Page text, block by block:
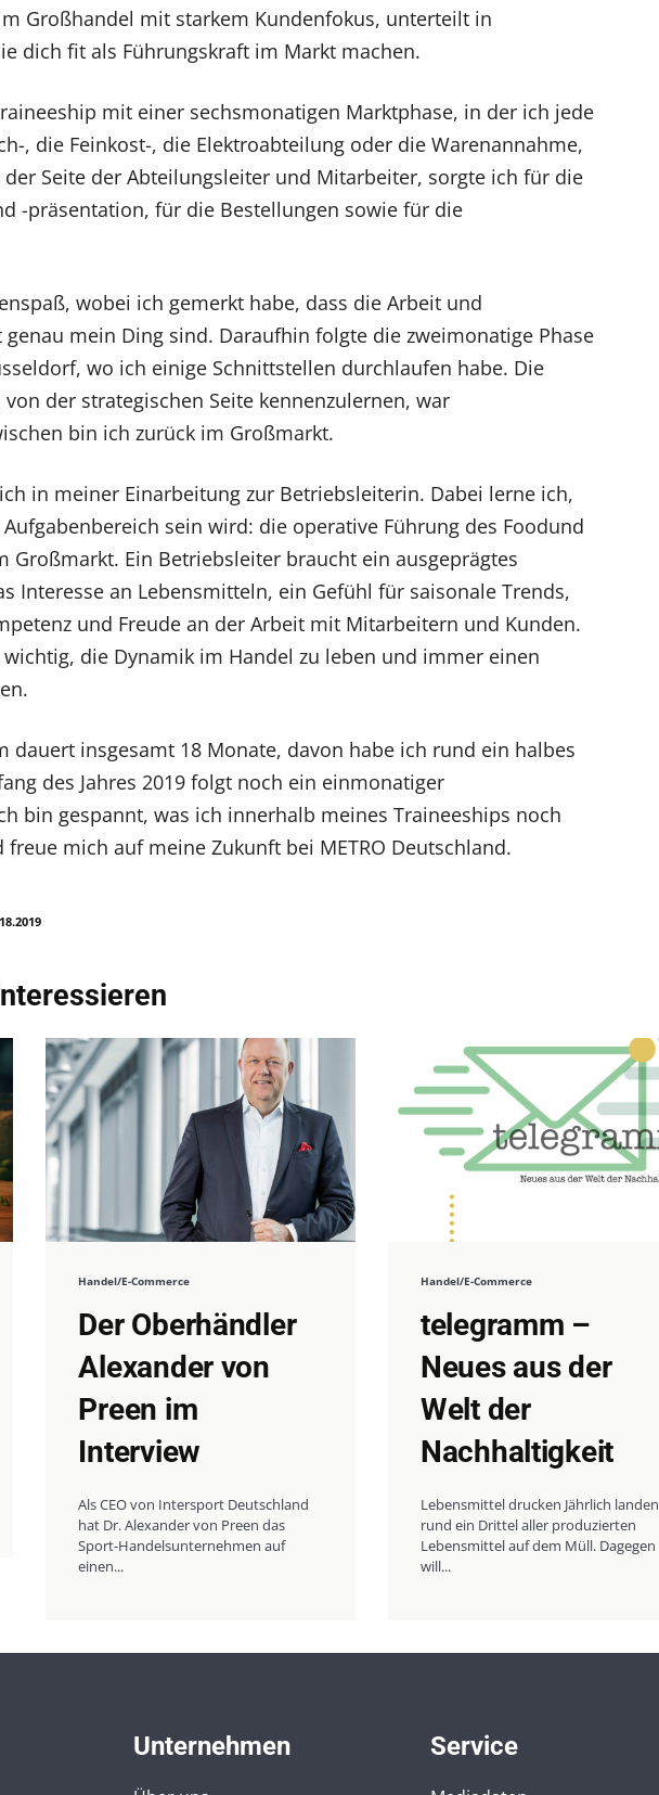
Großhandel mit starkem Kundenfokus, unterteilt in
dich fit als Führungskraft im Markt machen.
mit einer sechsmonatigen Marktphase, in der ich jede
, die Feinkost-, die Elektroabteilung oder die Warenannahme,
Seite der Abteilungsleiter und Mitarbeiter, sorgte ich für die
-präsentation, für die Bestellungen sowie für die
wobei ich gemerkt habe, dass die Arbeit und
mein Ding sind. Daraufhin folgte die zweimonatige Phase
wo ich einige Schnittstellen durchlaufen habe. Die
der strategischen Seite kennenzulernen, war
bin ich zurück im Großmarkt.
in meiner Einarbeitung zur Betriebsleiterin. Dabei lerne ich,
sein wird: die operative Führung des Foodund
Großmarkt. Ein Betriebsleiter braucht ein ausgeprägtes
Interesse an Lebensmitteln, ein Gefühl für saisonale Trends,
und Freude an der Arbeit mit Mitarbeitern und Kunden.
die Dynamik im Handel zu leben und immer einen
dauert insgesamt 18 Monate, davon habe ich rund ein halbes
des Jahres 2019 folgt noch ein einmonatiger
bin gespannt, was ich innerhalb meines Traineeships noch
mich auf meine Zukunft bei METRO Deutschland.
Handel/E-Commerce
Der Oberhändler
Alexander von
Preen im
Interview
Als CEO von Intersport Deutschland
hat Dr. Alexander von Preen das
Sport-Handelsunternehmen auf
einen...
Handel/E-Commerce
telegramm –
Neues aus der
Welt der
Nachhaltigkeit
Lebensmittel drucken Jährlich landen
rund ein Drittel aller produzierten
Lebensmittel auf dem Müll. Dagegen
will...
Unternehmen Service